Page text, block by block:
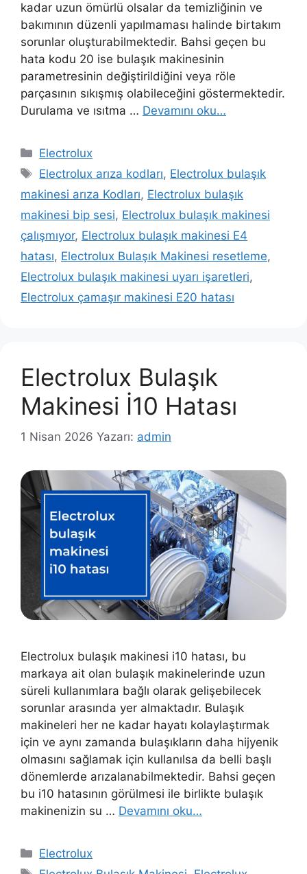
kadar uzun ömürlü olsalar da temizliğinin ve
bakımının düzenli yapılmaması halinde birtakım
sorunlar oluşturabilmektedir. Bahsi geçen bu
hata kodu 20 ise bulaşık makinesinin
parametresinin değiştirildiğini veya röle
parçasının sıkışmış olabileceğini göstermektedir.
Durulama ve ısıtma … Devamını oku…
Kategoriler
Electrolux
Etiketler
Electrolux arıza kodları, Electrolux bulaşık
makinesi arıza Kodları, Electrolux bulaşık
makinesi bip sesi, Electrolux bulaşık makinesi
çalışmıyor, Electrolux bulaşık makinesi E4
hatası, Electrolux Bulaşık Makinesi resetleme,
Electrolux bulaşık makinesi uyarı işaretleri,
Electrolux çamaşır makinesi E20 hatası
Electrolux Bulaşık
Makinesi İ10 Hatası
1 Nisan 2026 Yazarı: admin
Electrolux bulaşık makinesi i10 hatası, bu
markaya ait olan bulaşık makinelerinde uzun
süreli kullanımlara bağlı olarak gelişebilecek
sorunlar arasında yer almaktadır. Bulaşık
makineleri her ne kadar hayatı kolaylaştırmak
için ve aynı zamanda bulaşıkların daha hijyenik
olmasını sağlamak için kullanılsa da belli başlı
dönemlerde arızalanabilmektedir. Bahsi geçen
bu i10 hatasının görülmesi ile birlikte bulaşık
makinenizin su … Devamını oku…
Kategoriler
Electrolux
Etiketler